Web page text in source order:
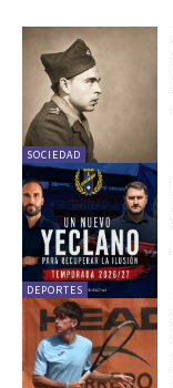
SOCIEDAD
DEPORTES